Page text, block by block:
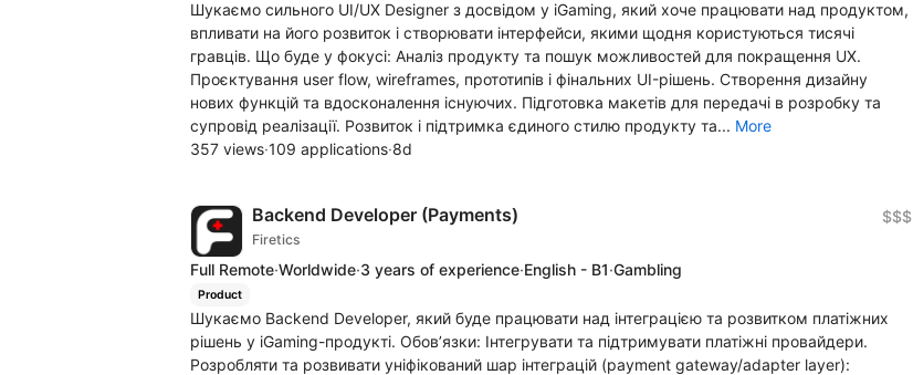
Шукаємо сильного UI/UX Designer з досвідом у iGaming, який хоче працювати над продуктом,
впливати на його розвиток і створювати інтерфейси, якими щодня користуються тисячі
гравців. Що буде у фокусі: Аналіз продукту та пошук можливостей для покращення UX.
Проєктування user flow, wireframes, прототипів і фінальних UI-рішень. Створення дизайну
нових функцій та вдосконалення існуючих. Підготовка макетів для передачі в розробку та
супровід реалізації. Розвиток і підтримка єдиного стилю продукту та... More
357 views·109 applications·8d
Backend Developer (Payments)
Firetics
$$$
Full Remote·Worldwide·3 years of experience·English - B1·Gambling
Product
Шукаємо Backend Developer, який буде працювати над інтеграцією та розвитком платіжних
рішень у iGaming-продукті. Обов’язки: Інтегрувати та підтримувати платіжні провайдери.
Розробляти та розвивати уніфікований шар інтеграцій (payment gateway/adapter layer):